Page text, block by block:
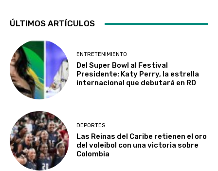
ÚLTIMOS ARTÍCULOS
ENTRETENIMIENTO
Del Super Bowl al Festival
Presidente: Katy Perry, la estrella
internacional que debutará en RD
DEPORTES
Las Reinas del Caribe retienen el oro
del voleibol con una victoria sobre
Colombia